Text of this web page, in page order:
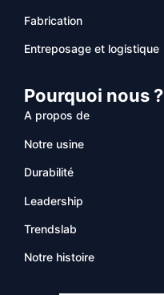
Fabrication
Entreposage et logistique
Pourquoi nous ?
A propos de
Notre usine
Durabilité
Leadership
Trendslab
Notre histoire